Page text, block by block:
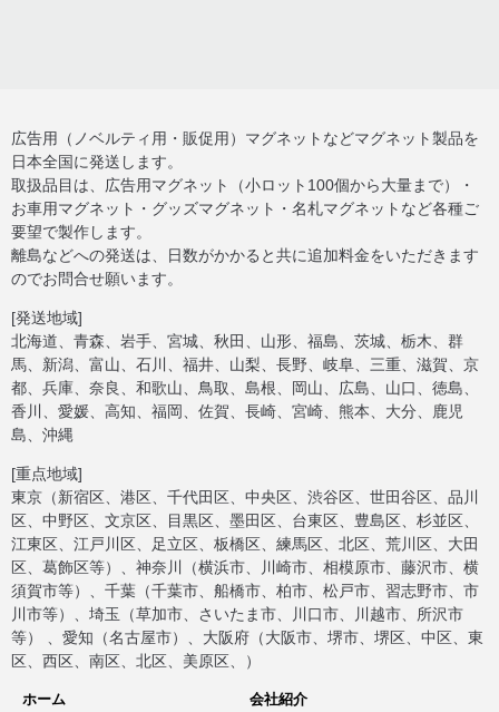
広告用（ノベルティ用・販促用）マグネットなどマグネット製品を
日本全国に発送します。
取扱品目は、広告用マグネット（小ロット100個から大量まで）・
お車用マグネット・グッズマグネット・名札マグネットなど各種ご
要望で製作します。
離島などへの発送は、日数がかかると共に追加料金をいただきます
のでお問合せ願います。
[発送地域]
北海道、青森、岩手、宮城、秋田、山形、福島、茨城、栃木、群
馬、新潟、富山、石川、福井、山梨、長野、岐阜、三重、滋賀、京
都、兵庫、奈良、和歌山、鳥取、島根、岡山、広島、山口、徳島、
香川、愛媛、高知、福岡、佐賀、長崎、宮崎、熊本、大分、鹿児
島、沖縄
[重点地域]
東京（新宿区、港区、千代田区、中央区、渋谷区、世田谷区、品川
区、中野区、文京区、目黒区、墨田区、台東区、豊島区、杉並区、
江東区、江戸川区、足立区、板橋区、練馬区、北区、荒川区、大田
区、葛飾区等）、神奈川（横浜市、川崎市、相模原市、藤沢市、横
須賀市等）、千葉（千葉市、船橋市、柏市、松戸市、習志野市、市
川市等）、埼玉（草加市、さいたま市、川口市、川越市、所沢市
等） 、愛知（名古屋市）、大阪府（大阪市、堺市、堺区、中区、東
区、西区、南区、北区、美原区、）
ホーム 会社紹介